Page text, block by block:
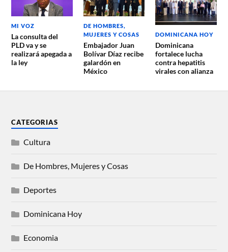
MI VOZ
La consulta del
PLD va y se
realizará apegada a
la ley
DE HOMBRES,
MUJERES Y COSAS
Embajador Juan
Bolívar Díaz recibe
galardón en
México
DOMINICANA HOY
Dominicana
fortalece lucha
contra hepatitis
virales con alianza
CATEGORIAS
Cultura
De Hombres, Mujeres y Cosas
Deportes
Dominicana Hoy
Economia